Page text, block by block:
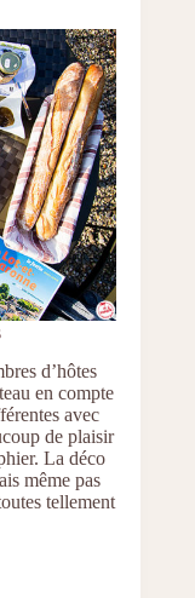
d’hôtes
en compte
avec
de plaisir
La déco
même pas
tellement